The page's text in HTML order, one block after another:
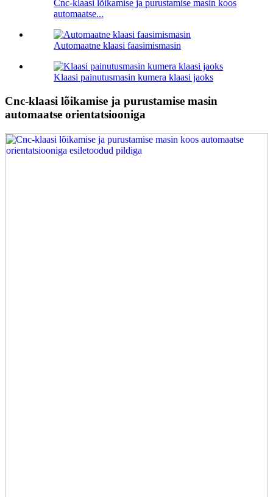
Cnc-klaasi lõikamise ja purustamise masin koos
automaatse...
Automaatne klaasi faasimismasin
Klaasi painutusmasin kumera klaasi jaoks
Cnc-klaasi lõikamise ja purustamise masin
automaatse orientatsiooniga